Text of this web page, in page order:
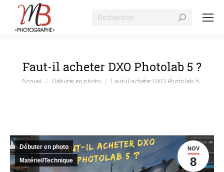
Recherche
Faut-il acheter DXO Photolab 5 ?
Vous êtes ici :
Accueil Débuter en photo Faut-il acheter DXO Photolab 5…
NOV
8
Débuter en photo
Matériel/Technique